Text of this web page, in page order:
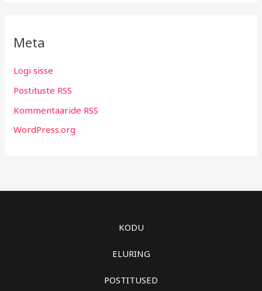
Meta
Logi sisse
Postituste RSS
Kommentaaride RSS
WordPress.org
KODU
ELURING
POSTITUSED